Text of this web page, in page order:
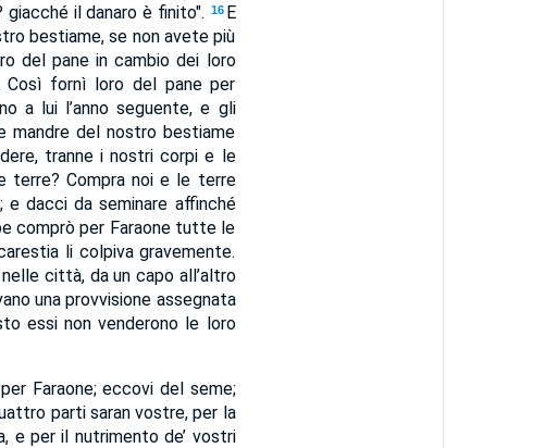
giacché il danaro è finito". 16 E
bestiame, se non avete più
del pane in cambio dei loro
Così fornì loro del pane per
a lui l’anno seguente, e gli
mandre del nostro bestiame
tranne i nostri corpi e le
terre? Compra noi e le terre
dacci da seminare affinché
comprò per Faraone tutte le
li colpiva gravemente.
città, da un capo all’altro
una provvisione assegnata
essi non venderono le loro
Faraone; eccovi del seme;
parti saran vostre, per la
e per il nutrimento de’ vostri